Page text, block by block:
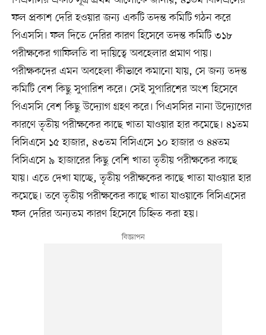
ফল প্রকাশ দেরি হওয়ার জন্য একটি তদন্ত কমিটি গঠন করে
পিএসসি। ফল দিতে দেরির কারণ হিসেবে তদন্ত কমিটি ৩১৮
পরীক্ষকের গাফিলতি বা দায়িত্বে অবহেলার প্রমাণ পায়।
পরীক্ষকদের এমন অবহেলা কীভাবে কমানো যায়, সে জন্য তদন্ত
কমিটি বেশ কিছু সুপারিশ করে। সেই সুপারিশের অংশ হিসেবে
পিএসসি বেশ কিছু উদ্যোগ গ্রহণ করে। পিএসসির নানা উদ্যোগের
কারণে তৃতীয় পরীক্ষকের কাছে খাতা যাওয়ার হার কমেছে। ৪১তম
বিসিএসে ১৫ হাজার, ৪৩তম বিসিএসে ১০ হাজার ও ৪৪তম
বিসিএসে ৯ হাজারের কিছু বেশি খাতা তৃতীয় পরীক্ষকের কাছে
যায়। এতে দেখা যাচ্ছে, তৃতীয় পরীক্ষকের কাছে খাতা যাওয়ার হার
কমেছে। তবে তৃতীয় পরীক্ষকের কাছে খাতা যাওয়াকে বিসিএসের
ফল দেরির অন্যতম কারণ হিসেবে চিহ্নিত করা হয়।